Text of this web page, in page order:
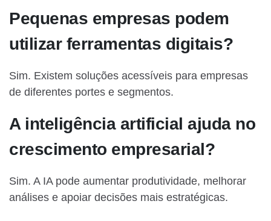
Pequenas empresas podem
utilizar ferramentas digitais?
Sim. Existem soluções acessíveis para empresas
de diferentes portes e segmentos.
A inteligência artificial ajuda no
crescimento empresarial?
Sim. A IA pode aumentar produtividade, melhorar
análises e apoiar decisões mais estratégicas.